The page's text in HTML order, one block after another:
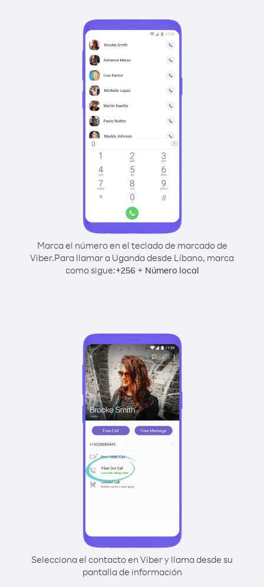
Marca el número en el teclado de marcado de
Viber.Para llamar a Uganda desde Líbano, marca
como sigue:+256 + Número local
Selecciona el contacto en Viber y llama desde su
pantalla de información